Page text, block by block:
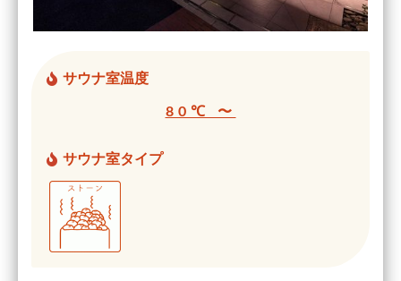
サウナ室温度
80℃ 〜
サウナ室タイプ